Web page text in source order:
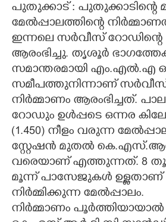
CARTOONS
LITERATURE
ZOOM
CONTACT US
പുതുക്കാട് : പുതുക്കാടിന്റെ
മേൽപ്പാലത്തിന്റെ
ഇന്നലെ സർവീസ് റോഡിന്റെ
ആരംഭിച്ചു. തൃശൂർ
സമാന്തരമായി എം.എൽ.എ
സമീപത്തുനിന്നാണ് സർവീസ്
നിർമ്മാണം ആരംഭിച്ചത്.
റോഡും ഉൾപ്പടെ ഒന്നര
(1.450) നീളം വരുന്ന
സ്റ്റേഷൻ മുതൽ
വരെയാണ് എത്തുന്നത്. 8
മൂന്ന് പാസേജുകൾ
നിർമ്മിക്കുന്ന മേൽപ്പാലം.
നിർമ്മാണം പൂർത്തിയായാൽ